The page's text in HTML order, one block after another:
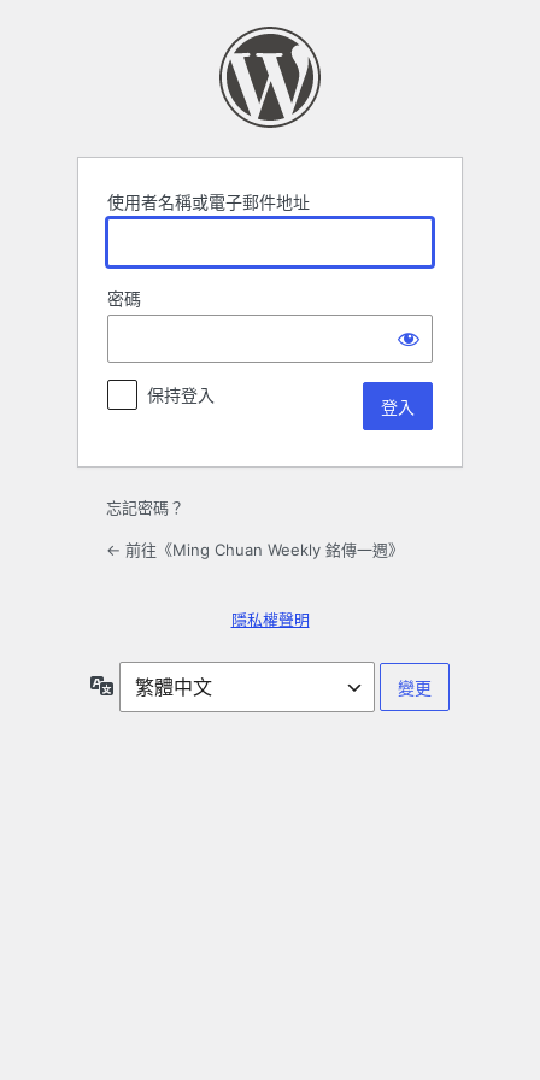
使用者名稱或電子郵件地址
密碼
保持登入
忘記密碼？
← 前往《Ming Chuan Weekly 銘傳一週》
隱私權聲明
言